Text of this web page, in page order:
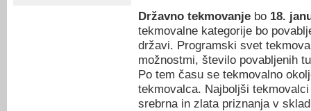
Državno tekmovanje bo 18.
tekmovalne kategorije bo
državi. Programski svet
možnostmi, število povabljenih
Po tem času se tekmovalno
tekmovalca. Najboljši
srebrna in zlata priznanja v